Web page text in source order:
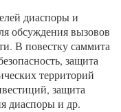
диаспоры и
обсуждения вызовов
В повестку саммита
защита
территорий
защита
диаспоры и др.